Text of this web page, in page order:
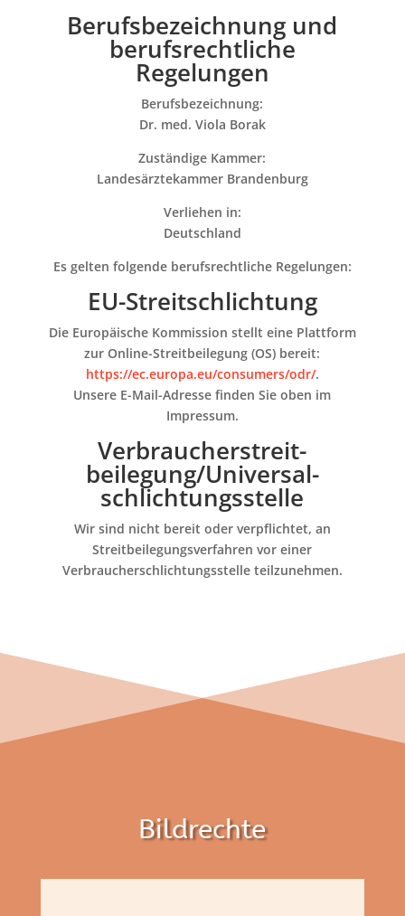
Berufsbezeichnung und
berufsrechtliche
Regelungen
Berufsbezeichnung:
Dr. med. Viola Borak
Zuständige Kammer:
Landesärztekammer Brandenburg
Verliehen in:
Deutschland
Es gelten folgende berufsrechtliche Regelungen:
EU-Streitschlichtung
Die Europäische Kommission stellt eine Plattform
zur Online-Streitbeilegung (OS) bereit:
https://ec.europa.eu/consumers/odr/.
Unsere E-Mail-Adresse finden Sie oben im
Impressum.
Verbraucher­streit­
beilegung/Universal­
schlichtungs­stelle
Wir sind nicht bereit oder verpflichtet, an
Streitbeilegungsverfahren vor einer
Verbraucherschlichtungsstelle teilzunehmen.
Bildrechte